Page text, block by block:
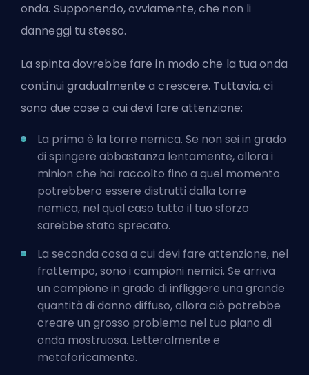
onda. Supponendo, ovviamente, che non li
danneggi tu stesso.
La spinta dovrebbe fare in modo che la tua onda
continui gradualmente a crescere. Tuttavia, ci
sono due cose a cui devi fare attenzione:
La prima è la torre nemica. Se non sei in grado
di spingere abbastanza lentamente, allora i
minion che hai raccolto fino a quel momento
potrebbero essere distrutti dalla torre
nemica, nel qual caso tutto il tuo sforzo
sarebbe stato sprecato.
La seconda cosa a cui devi fare attenzione, nel
frattempo, sono i campioni nemici. Se arriva
un campione in grado di infliggere una grande
quantità di danno diffuso, allora ciò potrebbe
creare un grosso problema nel tuo piano di
onda mostruosa. Letteralmente e
metaforicamente.